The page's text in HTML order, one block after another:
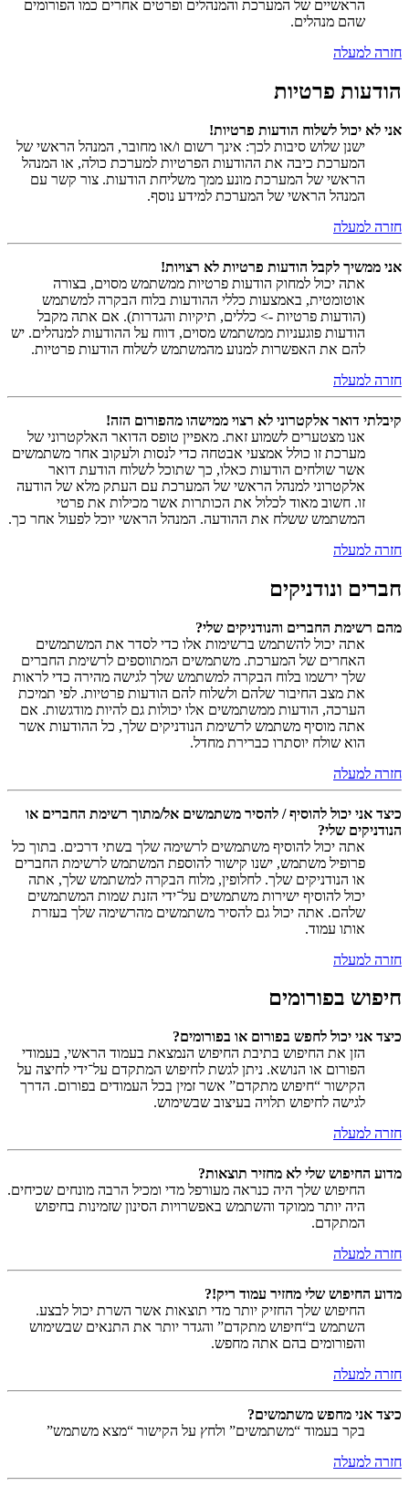
הראשיים של המערכת והמנהלים ופרטים אחרים כמו הפורומים
שהם מנהלים.
חזרה למעלה
הודעות פרטיות
אני לא יכול לשלוח הודעות פרטיות!
ישנן שלוש סיבות לכך: אינך רשום ו/או מחובר, המנהל הראשי של
המערכת כיבה את ההודעות הפרטיות למערכת כולה, או המנהל
הראשי של המערכת מונע ממך משליחת הודעות. צור קשר עם
המנהל הראשי של המערכת למידע נוסף.
חזרה למעלה
אני ממשיך לקבל הודעות פרטיות לא רצויות!
אתה יכול למחוק הודעות פרטיות ממשתמש מסוים, בצורה
אוטומטית, באמצעות כללי ההודעות בלוח הבקרה למשתמש
(הודעות פרטיות -> כללים, תיקיות והגדרות). אם אתה מקבל
הודעות פוגעניות ממשתמש מסוים, דווח על ההודעות למנהלים. יש
להם את האפשרות למנוע מהמשתמש לשלוח הודעות פרטיות.
חזרה למעלה
קיבלתי דואר אלקטרוני לא רצוי ממישהו מהפורום הזה!
אנו מצטערים לשמוע זאת. מאפיין טופס הדואר האלקטרוני של
מערכת זו כולל אמצעי אבטחה כדי לנסות ולעקוב אחר משתמשים
אשר שולחים הודעות כאלו, כך שתוכל לשלוח הודעת דואר
אלקטרוני למנהל הראשי של המערכת עם העתק מלא של הודעה
זו. חשוב מאוד לכלול את הכותרות אשר מכילות את פרטי
המשתמש ששלח את ההודעה. המנהל הראשי יוכל לפעול אחר כך.
חזרה למעלה
חברים ונודניקים
מהם רשימת החברים והנודניקים שלי?
אתה יכול להשתמש ברשימות אלו כדי לסדר את המשתמשים
האחרים של המערכת. משתמשים המתווספים לרשימת החברים
שלך ירשמו בלוח הבקרה למשתמש שלך לגישה מהירה כדי לראות
את מצב החיבור שלהם ולשלוח להם הודעות פרטיות. לפי תמיכת
הערכה, הודעות ממשתמשים אלו יכולות גם להיות מודגשות. אם
אתה מוסיף משתמש לרשימת הנודניקים שלך, כל ההודעות אשר
הוא שולח יוסתרו כברירת מחדל.
חזרה למעלה
כיצד אני יכול להוסיף / להסיר משתמשים אל/מתוך רשימת החברים או
הנודניקים שלי?
אתה יכול להוסיף משתמשים לרשימה שלך בשתי דרכים. בתוך כל
פרופיל משתמש, ישנו קישור להוספת המשתמש לרשימת החברים
או הנודניקים שלך. לחלופין, מלוח הבקרה למשתמש שלך, אתה
יכול להוסיף ישירות משתמשים על־ידי הזנת שמות המשתמשים
שלהם. אתה יכול גם להסיר משתמשים מהרשימה שלך בעזרת
אותו עמוד.
חזרה למעלה
חיפוש בפורומים
כיצד אני יכול לחפש בפורום או בפורומים?
הזן את החיפוש בתיבת החיפוש הנמצאת בעמוד הראשי, בעמודי
הפורום או הנושא. ניתן לגשת לחיפוש המתקדם על־ידי לחיצה על
הקישור “חיפוש מתקדם” אשר זמין בכל העמודים בפורום. הדרך
לגישה לחיפוש תלויה בעיצוב שבשימוש.
חזרה למעלה
מדוע החיפוש שלי לא מחזיר תוצאות?
החיפוש שלך היה כנראה מעורפל מדי ומכיל הרבה מונחים שכיחים.
היה יותר ממוקד והשתמש באפשרויות הסינון שזמינות בחיפוש
המתקדם.
חזרה למעלה
מדוע החיפוש שלי מחזיר עמוד ריק!?
החיפוש שלך החזיק יותר מדי תוצאות אשר השרת יכול לבצע.
השתמש ב“חיפוש מתקדם” והגדר יותר את התנאים שבשימוש
והפורומים בהם אתה מחפש.
חזרה למעלה
כיצד אני מחפש משתמשים?
בקר בעמוד “משתמשים” ולחץ על הקישור “מצא משתמש”
חזרה למעלה